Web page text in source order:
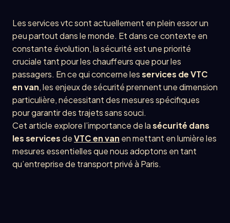
Les services vtc sont actuellement en plein essor un
peu partout dans le monde. Et dans ce contexte en
constante évolution, la sécurité est une priorité
cruciale tant pour les chauffeurs que pour les
passagers. En ce qui concerne lesservices de VTC
en van, les enjeux de sécurité prennent une dimension
particulière, nécessitant des mesures spécifiques
pour garantir des trajets sans souci.
Cet article explore l’importance de lasécurité dans
les servicesdeVTC en van en mettant en lumière les
mesures essentielles que nous adoptons en tant
qu’entreprise de transport privé à Paris.